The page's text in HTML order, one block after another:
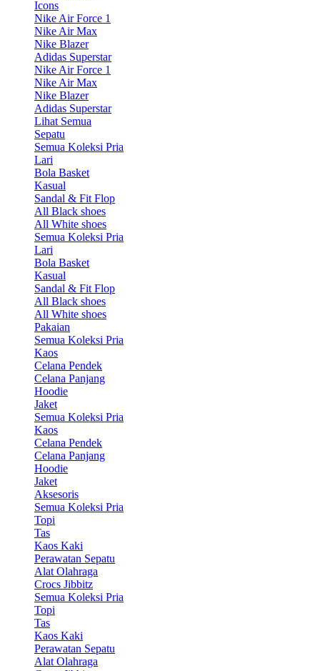
Icons
Nike Air Force 1
Nike Air Max
Nike Blazer
Adidas Superstar
Nike Air Force 1
Nike Air Max
Nike Blazer
Adidas Superstar
Lihat Semua
Sepatu
Semua Koleksi Pria
Lari
Bola Basket
Kasual
Sandal & Fit Flop
All Black shoes
All White shoes
Semua Koleksi Pria
Lari
Bola Basket
Kasual
Sandal & Fit Flop
All Black shoes
All White shoes
Pakaian
Semua Koleksi Pria
Kaos
Celana Pendek
Celana Panjang
Hoodie
Jaket
Semua Koleksi Pria
Kaos
Celana Pendek
Celana Panjang
Hoodie
Jaket
Aksesoris
Semua Koleksi Pria
Topi
Tas
Kaos Kaki
Perawatan Sepatu
Alat Olahraga
Crocs Jibbitz
Semua Koleksi Pria
Topi
Tas
Kaos Kaki
Perawatan Sepatu
Alat Olahraga